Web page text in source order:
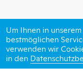
Um Ihnen in
bestmöglichen
verwenden wir
in den